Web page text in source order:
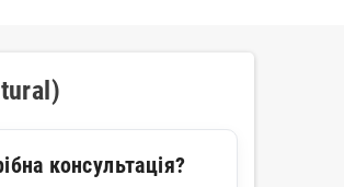
консультація?